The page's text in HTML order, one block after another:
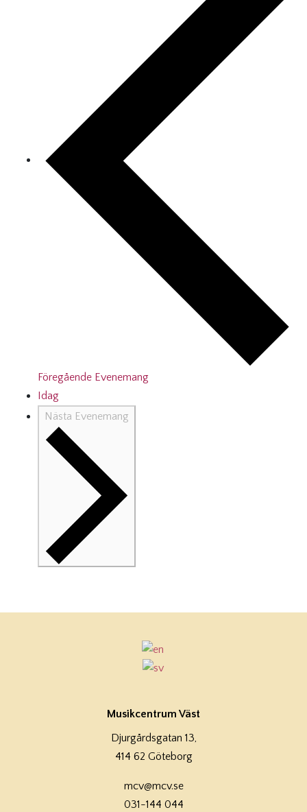
Föregående Evenemang
Idag
Nästa Evenemang
Musikcentrum Väst
Djurgårdsgatan 13,
414 62 Göteborg
mcv@mcv.se
031-144 044